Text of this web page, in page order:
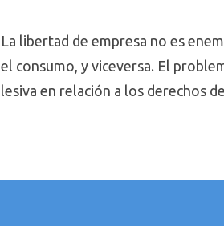
La libertad de empresa no es
el consumo, y viceversa. El
lesiva en relación a los derechos